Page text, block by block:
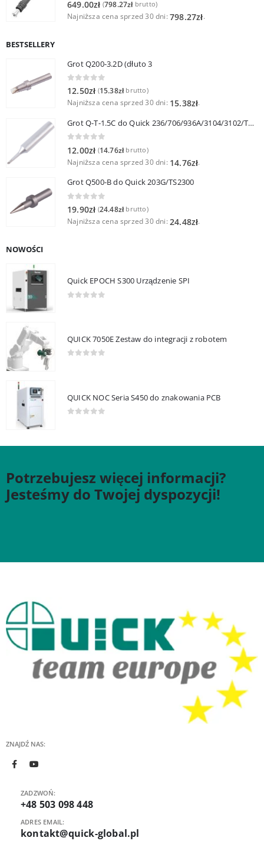
649.00zł (798.27złbrutto)
Najniższa cena sprzed 30 dni: 798.27zł.
BESTSELLERY
Grot Q200-3.2D (dłuto 3
0out of 5
12.50zł (15.38złbrutto)
Najniższa cena sprzed 30 dni: 15.38zł.
Grot Q-T-1.5C do Quick 236/706/936A/3104/3102/TS1100
12.00zł (14.76złbrutto)
Najniższa cena sprzed 30 dni: 14.76zł.
Grot Q500-B do Quick 203G/TS2300
0out of 5
19.90zł (24.48złbrutto)
Najniższa cena sprzed 30 dni: 24.48zł.
NOWOŚCI
Quick EPOCH S300 Urządzenie SPI
QUICK 7050E Zestaw do integracji z robotem
QUICK NOC Seria S450 do znakowania PCB
Potrzebujesz więcej informacji?
Jesteśmy do Twojej dyspozycji!
ZNAJDŹ NAS:
ZADZWOŃ:
+48 503 098 448
ADRES EMAIL:
kontakt@quick-global.pl